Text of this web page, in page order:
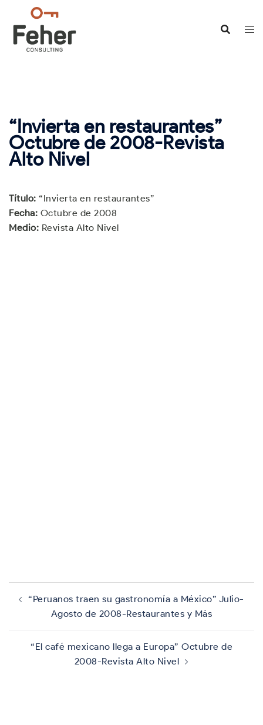
contenido
“Invierta en restaurantes”
Octubre de 2008-Revista
Alto Nivel
Título: “Invierta en restaurantes”
Fecha: Octubre de 2008
Medio: Revista Alto Nivel
Navegación
de
entradas
“Peruanos traen su gastronomía a México” Julio-
Agosto de 2008-Restaurantes y Más
“El café mexicano llega a Europa” Octubre de
2008-Revista Alto Nivel